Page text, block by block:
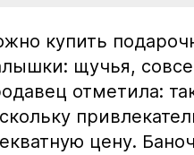
купить
щучья,
отметила:
цену.